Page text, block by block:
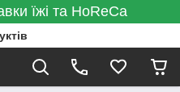
їжі та HoReCa